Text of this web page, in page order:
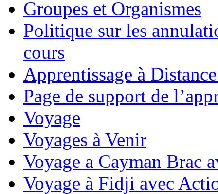
Groupes et Organismes
Politique sur les
cours
Apprentissage à
Page de support de
Voyage
Voyages à Venir
Voyage a Cayman Brac
Voyage à Fidji avec